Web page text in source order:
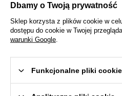
moich danych osobowych
Dbamy o Twoją prywatność
Sklep korzysta z plików cookie w
dostępu do cookie w Twojej
warunki Google
Funkcjonalne pliki